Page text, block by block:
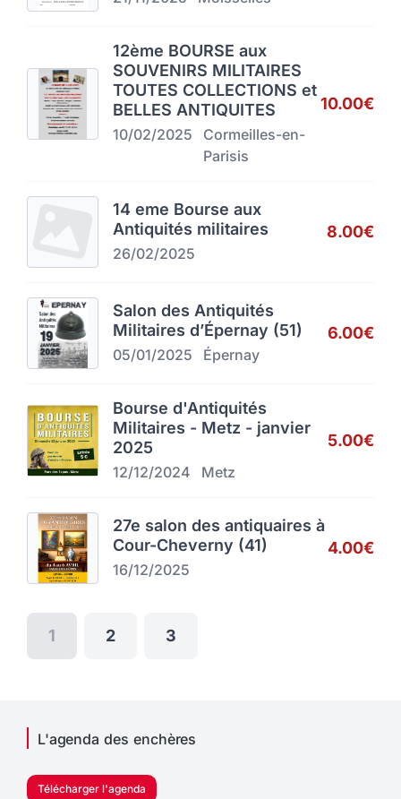
12ème BOURSE aux
SOUVENIRS MILITAIRES
TOUTES COLLECTIONS et
BELLES ANTIQUITES
10/02/2025
Cormeilles-en-
Parisis
10.00€
14 eme Bourse aux
Antiquités militaires
26/02/2025
8.00€
Salon des Antiquités
Militaires d’Épernay (51)
05/01/2025 Épernay
6.00€
Bourse d'Antiquités
Militaires - Metz - janvier
2025
12/12/2024 Metz
5.00€
27e salon des antiquaires à
Cour-Cheverny (41)
16/12/2025
4.00€
1 2 3
L'agenda des enchères
Télécharger l'agenda